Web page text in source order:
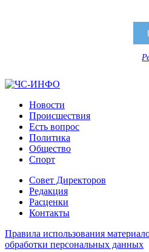
Новости
Происшествия
Есть вопрос
Политика
Общество
Спорт
Совет Директоров
Редакция
Расценки
Контакты
Правила использования
обработки персональных данных